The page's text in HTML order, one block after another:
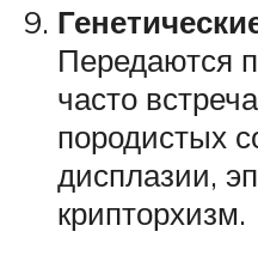
Передаются
часто
породистых
дисплазии,
крипторхизм.